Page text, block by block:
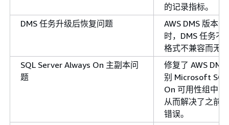
的记录指标。
DMS 任务升级后恢复问题
AWS DMS 版本
时，DMS 任务不
格式不兼容而无
SQL Server Always On 主副本问
题
修复了 AWS
别 Microsoft
On 可用性组中
从而解决了之前
错误。